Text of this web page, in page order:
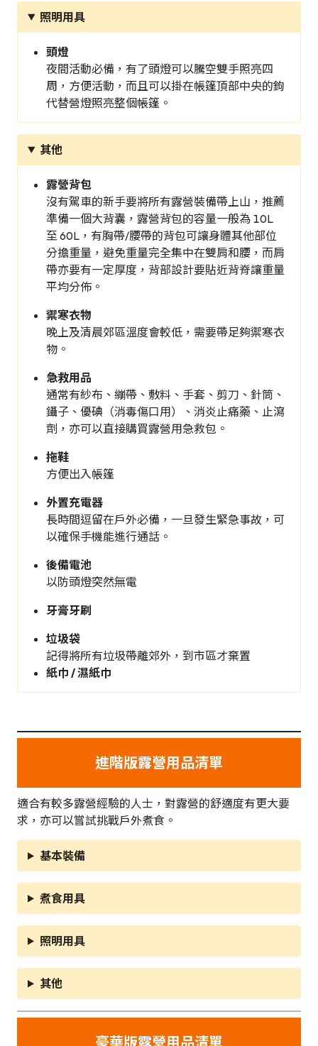
照明用具
頭燈
夜間活動必備，有了頭燈可以騰空雙手照亮四
周，方便活動，而且可以掛在帳篷頂部中央的鉤
代替營燈照亮整個帳篷。
其他
露營背包
沒有駕車的新手要將所有露營裝備帶上山，推薦
準備一個大背囊，露營背包的容量一般為 10L
至 60L，有胸帶/腰帶的背包可讓身體其他部位
分擔重量，避免重量完全集中在雙肩和腰，而肩
帶亦要有一定厚度，背部設計要貼近背脊讓重量
平均分佈。
禦寒衣物
晚上及清晨郊區溫度會較低，需要帶足夠禦寒衣
物。
急救用品
通常有紗布、繃帶、敷料、手套、剪刀、針筒、
鑷子、優碘（消毒傷口用）、消炎止痛藥、止瀉
劑，亦可以直接購買露營用急救包。
拖鞋
方便出入帳篷
外置充電器
長時間逗留在戶外必備，一旦發生緊急事故，可
以確保手機能進行通話。
後備電池
以防頭燈突然無電
牙膏牙刷
垃圾袋
記得將所有垃圾帶離郊外，到市區才棄置
紙巾 / 濕紙巾
進階版露營用品清單
適合有較多露營經驗的人士，對露營的舒適度有更大要
求，亦可以嘗試挑戰戶外煮食。
基本裝備
煮食用具
照明用具
其他
豪華版露營用品清單